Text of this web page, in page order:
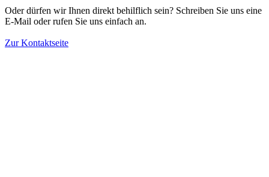
Oder dürfen wir Ihnen direkt behilflich sein? Schreiben Sie uns eine
E-Mail oder rufen Sie uns einfach an.
Zur Kontaktseite